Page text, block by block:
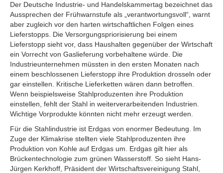
Der Deutsche Industrie- und Handelskammertag bezeichnet das
Aussprechen der Frühwarnstufe als „verantwortungsvoll“, warnt
aber zugleich vor den harten wirtschaftlichen Folgen eines
Lieferstopps. Die Versorgungspriorisierung bei einem
Lieferstopp sieht vor, dass Haushalten gegenüber der Wirtschaft
ein Vorrecht von Gaslieferung vorbehaltene würde. Die
Industrieunternehmen müssten in den ersten Monaten nach
einem beschlossenen Lieferstopp ihre Produktion drosseln oder
gar einstellen. Kritische Lieferketten wären dann betroffen.
Wenn beispielsweise Stahlproduzenten ihre Produktion
einstellen, fehlt der Stahl in weiterverarbeitenden Industrien.
Wichtige Vorprodukte könnten nicht mehr erzeugt werden.
Für die Stahlindustrie ist Erdgas von enormer Bedeutung. Im
Zuge der Klimakrise stellten viele Stahlproduzenten ihre
Produktion von Kohle auf Erdgas um. Erdgas gilt hier als
Brückentechnologie zum grünen Wasserstoff. So sieht Hans-
Jürgen Kerkhoff, Präsident der Wirtschaftsvereinigung Stahl,